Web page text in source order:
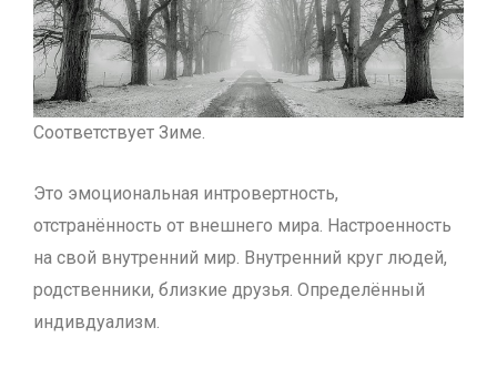
Соответствует Зиме.
Это эмоциональная интровертность,
отстранённость от внешнего мира. Настроенность
на свой внутренний мир. Внутренний круг людей,
родственники, близкие друзья. Определённый
индивдуализм.